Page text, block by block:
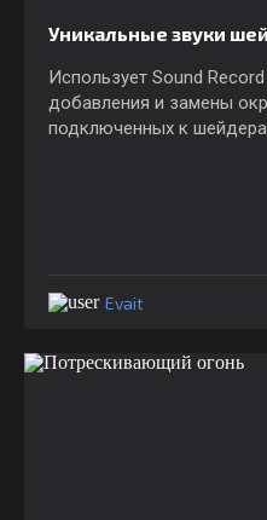
Уникальные звуки
Использует Sound
добавления и замены
подключенных к
Evait